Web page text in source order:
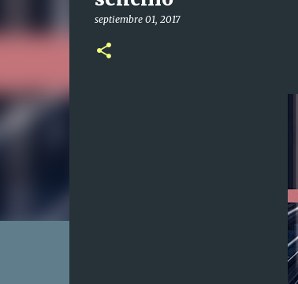
septiembre 01, 2017